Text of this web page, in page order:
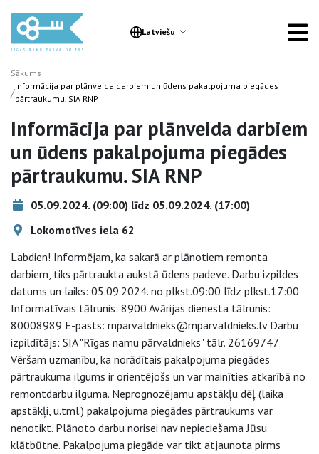
Latviešu
Sākums
/Informācija par plānveida darbiem un ūdens pakalpojuma piegādes
pārtraukumu. SIA RNP
Informācija par plānveida darbiem
un ūdens pakalpojuma piegādes
pārtraukumu. SIA RNP
05.09.2024. (09:00) līdz 05.09.2024. (17:00)
Lokomotīves iela 62
Labdien! Informējam, ka sakarā ar plānotiem remonta
darbiem, tiks pārtraukta aukstā ūdens padeve. Darbu izpildes
datums un laiks: 05.09.2024. no plkst.09:00 līdz plkst.17:00
Informatīvais tālrunis: 8900 Avārijas dienesta tālrunis:
80008989 E-pasts: rnparvaldnieks@rnparvaldnieks.lv Darbu
izpildītājs: SIA "Rīgas namu pārvaldnieks" tālr. 26169747
Vēršam uzmanību, ka norādītais pakalpojuma piegādes
pārtraukuma ilgums ir orientējošs un var mainīties atkarībā no
remontdarbu ilguma. Neprognozējamu apstākļu dēļ (laika
apstākļi, u.tml.) pakalpojuma piegādes pārtraukums var
nenotikt. Plānoto darbu norisei nav nepieciešama Jūsu
klātbūtne. Pakalpojuma piegāde var tikt atjaunota pirms